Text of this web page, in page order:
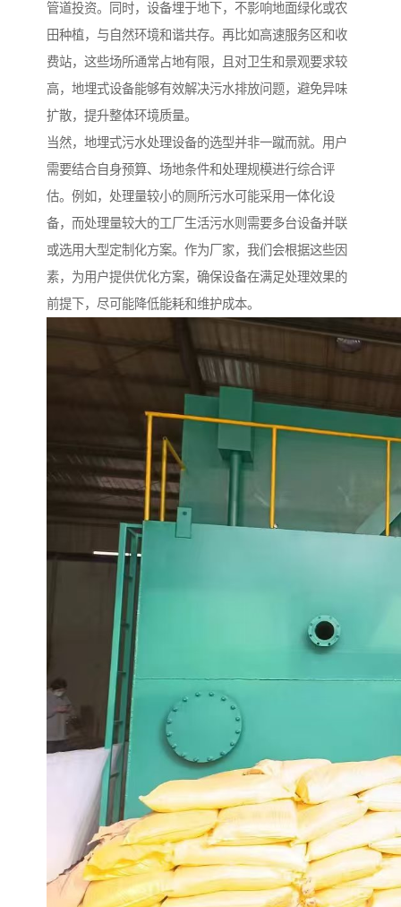
管道投资。同时，设备埋于地下，不影响地面绿化或农
田种植，与自然环境和谐共存。再比如高速服务区和收
费站，这些场所通常占地有限，且对卫生和景观要求较
高，地埋式设备能够有效解决污水排放问题，避免异味
扩散，提升整体环境质量。
当然，地埋式污水处理设备的选型并非一蹴而就。用户
需要结合自身预算、场地条件和处理规模进行综合评
估。例如，处理量较小的厕所污水可能采用一体化设
备，而处理量较大的工厂生活污水则需要多台设备并联
或选用大型定制化方案。作为厂家，我们会根据这些因
素，为用户提供优化方案，确保设备在满足处理效果的
前提下，尽可能降低能耗和维护成本。